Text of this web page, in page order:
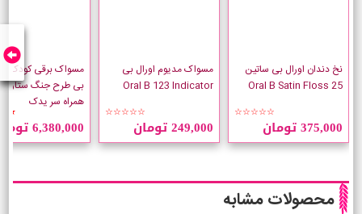
نخ دندان اورال بی ساتین
Oral B Satin Floss 25
☆☆☆☆☆
375,000 تومان
مسواک مدیوم اورال بی
Oral B 123 Indicator
☆☆☆☆☆
249,000 تومان
مسواک برقی کودک
بی طرح جنگ
همراه سر یدک
6,380,000 تومان
محصولات مشابه